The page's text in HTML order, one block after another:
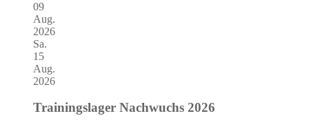
09
Aug.
2026
Sa.
15
Aug.
2026
Trainingslager Nachwuchs 2026